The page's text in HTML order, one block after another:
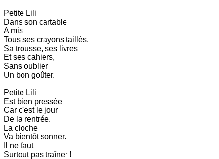
Petite Lili
Dans son cartable
A mis
Tous ses crayons taillés,
Sa trousse, ses livres
Et ses cahiers,
Sans oublier
Un bon goûter.
Petite Lili
Est bien pressée
Car c'est le jour
De la rentrée.
La cloche
Va bientôt sonner.
Il ne faut
Surtout pas traîner !